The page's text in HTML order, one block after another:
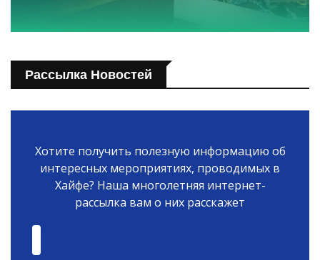
Рассылка Новостей
Хотите получить полезную информацию об
интересных мероприятиях, проводимых в
Хайфе? Наша многолетняя интернет-
рассылка вам о них расскажет